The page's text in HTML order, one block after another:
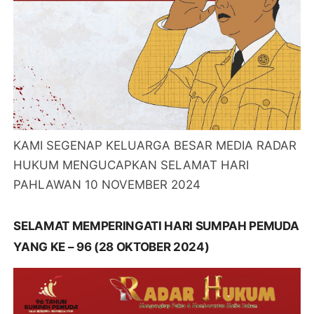
KAMI SEGENAP KELUARGA BESAR MEDIA RADAR
HUKUM MENGUCAPKAN SELAMAT HARI
PAHLAWAN 10 NOVEMBER 2024
SELAMAT MEMPERINGATI HARI SUMPAH PEMUDA
YANG KE – 96 (28 OKTOBER 2024)